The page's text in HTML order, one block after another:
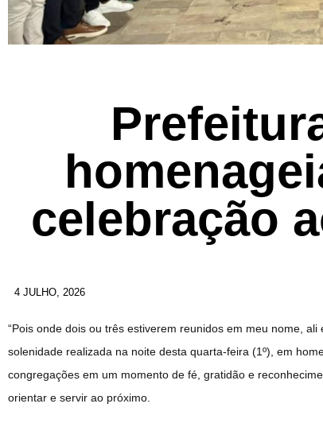
celebração
4 JULHO, 2026
“Pois onde dois ou três estiverem reunidos em meu nome,
solenidade realizada na noite desta quarta-feira (1º), em
congregações em um momento de fé, gratidão e
orientar e servir ao próximo.